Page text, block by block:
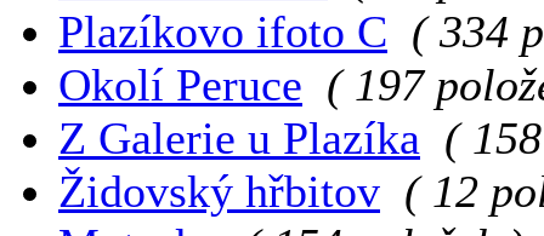
Plazíkovo ifoto C ( 334
Okolí Peruce ( 197
Z Galerie u Plazíka (
Židovský hřbitov ( 12